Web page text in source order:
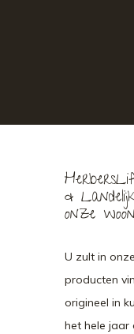
&
onze
U zult in
producten
origineel in
het hele